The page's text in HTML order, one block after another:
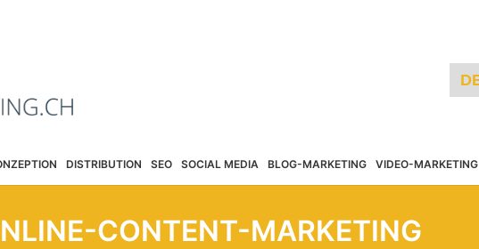
DISTRIBUTION SEO SOCIAL MEDIA BLOG-MARKETING VIDEO-MARKETING
CONTENT-MARKETING